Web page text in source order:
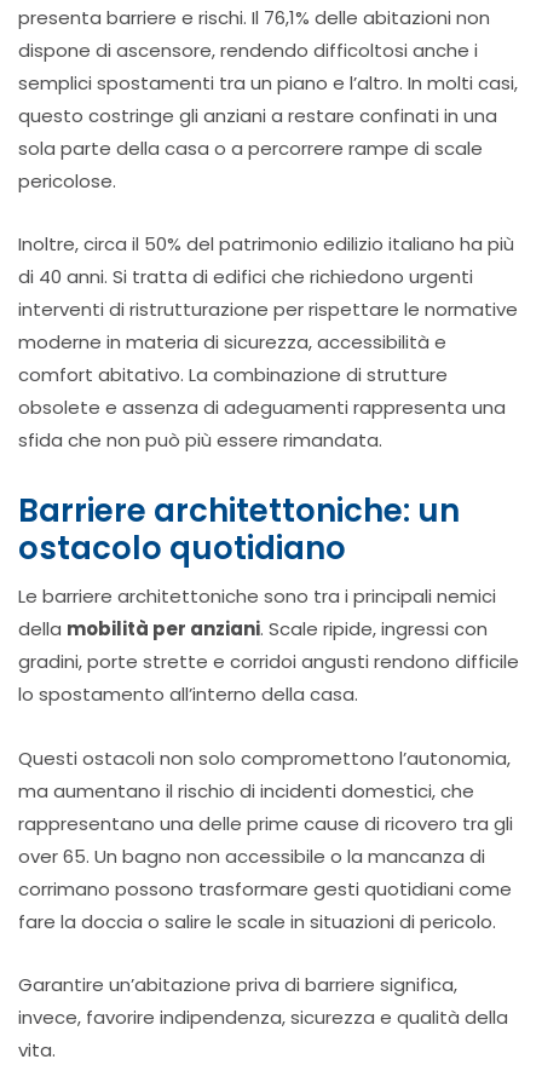
presenta barriere e rischi. Il 76,1% delle abitazioni non
dispone di ascensore, rendendo difficoltosi anche i
semplici spostamenti tra un piano e l’altro. In molti casi,
questo costringe gli anziani a restare confinati in una
sola parte della casa o a percorrere rampe di scale
pericolose.
Inoltre, circa il 50% del patrimonio edilizio italiano ha più
di 40 anni. Si tratta di edifici che richiedono urgenti
interventi di ristrutturazione per rispettare le normative
moderne in materia di sicurezza, accessibilità e
comfort abitativo. La combinazione di strutture
obsolete e assenza di adeguamenti rappresenta una
sfida che non può più essere rimandata.
Barriere architettoniche: un
ostacolo quotidiano
Le barriere architettoniche sono tra i principali nemici
della mobilità per anziani. Scale ripide, ingressi con
gradini, porte strette e corridoi angusti rendono difficile
lo spostamento all’interno della casa.
Questi ostacoli non solo compromettono l’autonomia,
ma aumentano il rischio di incidenti domestici, che
rappresentano una delle prime cause di ricovero tra gli
over 65. Un bagno non accessibile o la mancanza di
corrimano possono trasformare gesti quotidiani come
fare la doccia o salire le scale in situazioni di pericolo.
Garantire un’abitazione priva di barriere significa,
invece, favorire indipendenza, sicurezza e qualità della
vita.